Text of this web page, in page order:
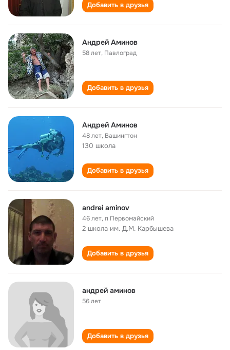
Добавить в друзья
Андрей Аминов
58 лет, Павлоград
Добавить в друзья
Андрей Аминов
48 лет, Вашингтон
130 школа
Добавить в друзья
andrei aminov
46 лет,п Первомайский
2 школа им. Д.М. Карбышева
Добавить в друзья
андрей аминов
56 лет
Добавить в друзья